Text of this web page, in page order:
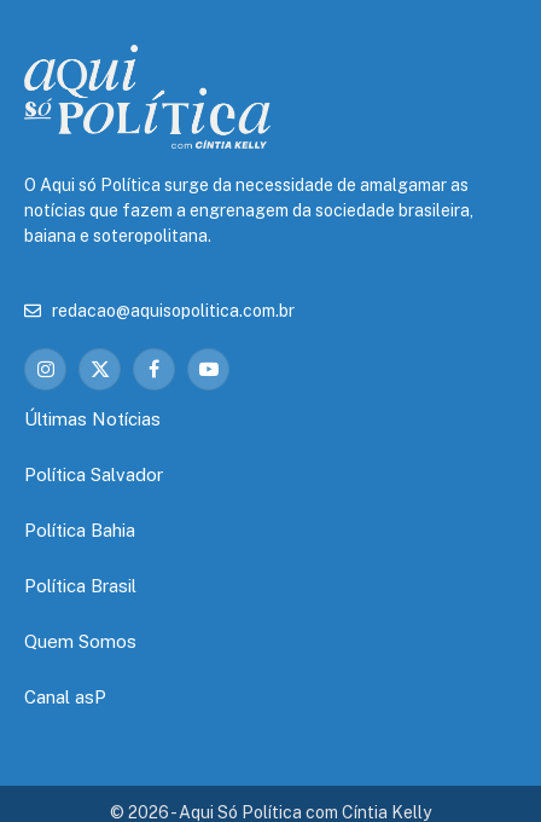
O Aqui só Política surge da necessidade de amalgamar as
notícias que fazem a engrenagem da sociedade brasileira,
baiana e soteropolitana.
redacao@aquisopolitica.com.br
Instagram
X
FacebookYouTube
Últimas Notícias
Política Salvador
Política Bahia
Política Brasil
Quem Somos
Canal asP
© 2026 - Aqui Só Política com Cíntia Kelly